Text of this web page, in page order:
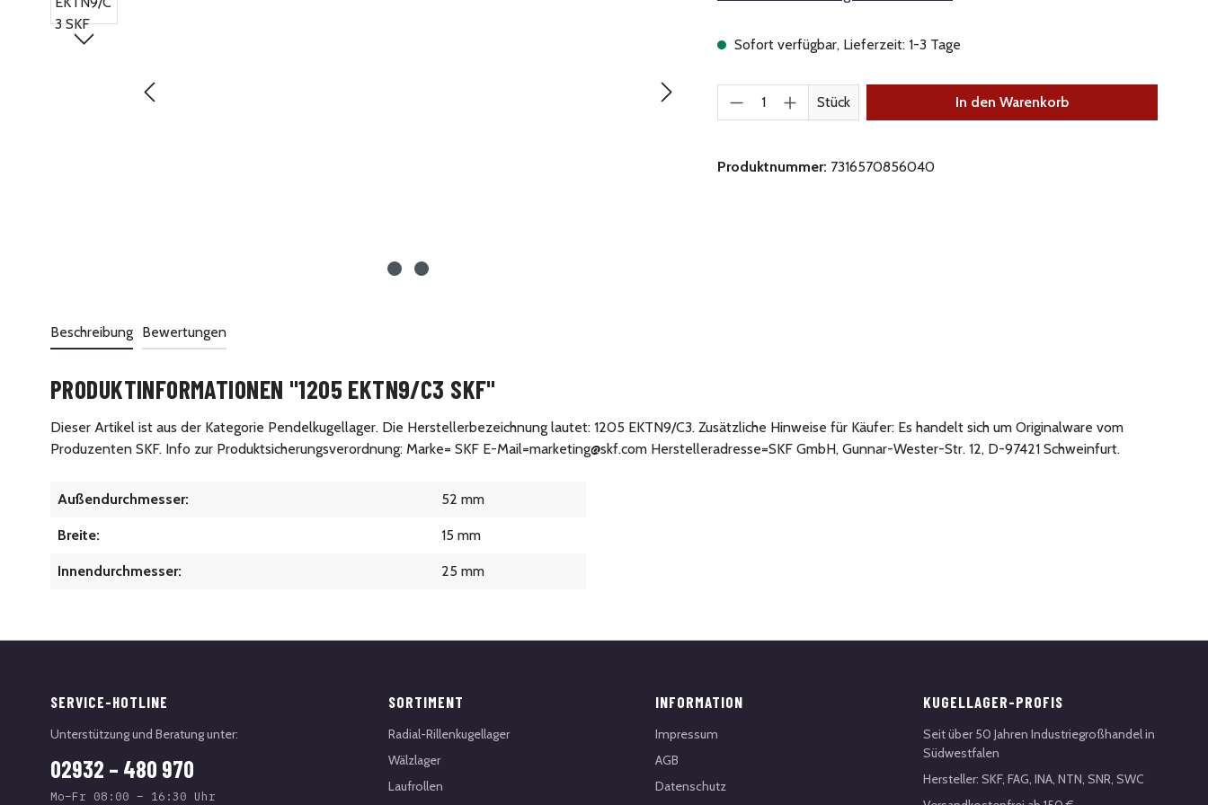
Sofort verfügbar, Lieferzeit: 1-3 Tage
Produkt Anzahl: Gib den gewünschten Wert ein oder
Stück In den Warenkorb
Produktnummer: 7316570856040
Beschreibung Bewertungen
PRODUKTINFORMATIONEN "1205 EKTN9/C3 SKF"
Dieser Artikel ist aus der Kategorie Pendelkugellager. Die Herstellerbezeichnung lautet: 1205 EKTN9/C3. Zusätzliche Hinweise für Käufer: Es handelt sich um Originalware vom
Produzenten SKF. Info zur Produktsicherungsverordnung: Marke= SKF E-Mail=marketing@skf.com Herstelleradresse=SKF GmbH, Gunnar-Wester-Str. 12, D-97421 Schweinfurt.
Außendurchmesser: 52 mm
Breite: 15 mm
Innendurchmesser: 25 mm
SERVICE-HOTLINE
Unterstützung und Beratung unter:
02932 – 480 970
Mo–Fr 08:00 – 16:30 Uhr
SORTIMENT
Radial-Rillenkugellager
Wälzlager
Laufrollen
INFORMATION
Impressum
AGB
Datenschutz
KUGELLAGER-PROFIS
Seit über 50 Jahren Industriegroßhandel in
Südwestfalen
Hersteller: SKF, FAG, INA, NTN, SNR, SWC